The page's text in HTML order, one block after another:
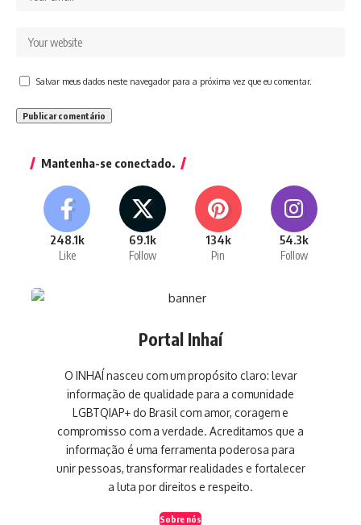
Salvar meus dados neste navegador para a próxima vez que eu comentar.
Mantenha-se conectado.
248.1k
Like
69.1k
Follow
134k
Pin
54.3k
Follow
Portal Inhaí
O INHAÍ nasceu com um propósito claro: levar
informação de qualidade para a comunidade
LGBTQIAP+ do Brasil com amor, coragem e
compromisso com a verdade. Acreditamos que a
informação é uma ferramenta poderosa para
unir pessoas, transformar realidades e fortalecer
a luta por direitos e respeito.
Sobre nós